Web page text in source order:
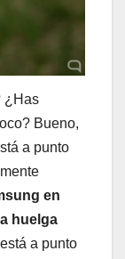
¿Has
Bueno,
a punto
en
huelga
a punto